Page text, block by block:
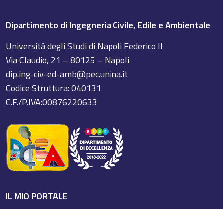
Dipartimento di Ingegneria Civile, Edile e Ambientale
Università degli Studi di Napoli Federico II
Via Claudio, 21 – 80125 – Napoli
dip.ing-civ-ed-amb@pec.unina.it
Codice Struttura: 040131
C.F./P.IVA:00876220633
IL MIO PORTALE